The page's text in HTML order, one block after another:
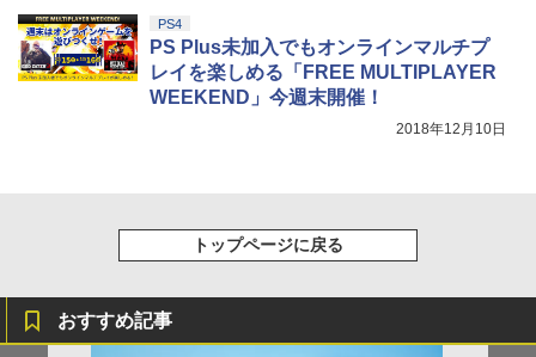
PS4
PS Plus未加入でもオンラインマルチプ
レイを楽しめる「FREE MULTIPLAYER
WEEKEND」今週末開催！
2018年12月10日
トップページに戻る
おすすめ記事